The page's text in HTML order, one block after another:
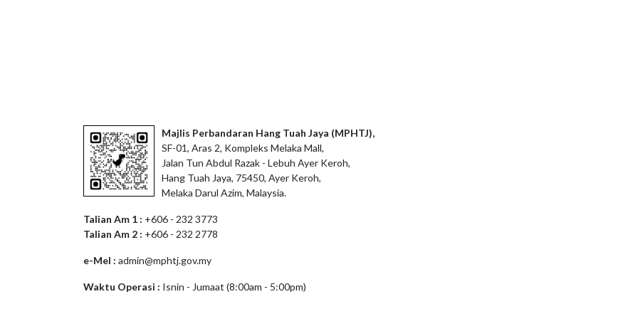
Majlis Perbandaran Hang Tuah Jaya (MPHTJ),
SF-01, Aras 2, Kompleks Melaka Mall,
Jalan Tun Abdul Razak - Lebuh Ayer Keroh,
Hang Tuah Jaya, 75450, Ayer Keroh,
Melaka Darul Azim, Malaysia.
Talian Am 1 : +606 - 232 3773
Talian Am 2 : +606 - 232 2778
e-Mel : admin@mphtj.gov.my
Waktu Operasi : Isnin - Jumaat (8:00am - 5:00pm)